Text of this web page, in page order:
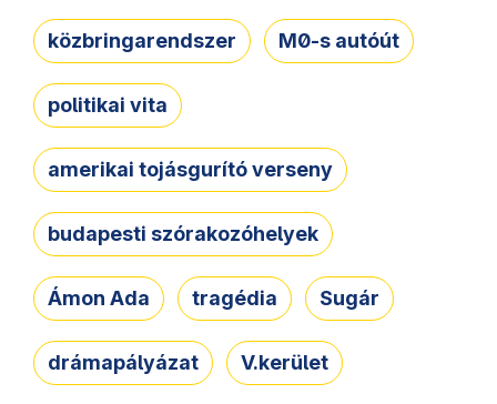
közbringarendszer M0-s autóút
politikai vita
amerikai tojásgurító verseny
budapesti szórakozóhelyek
Ámon Ada tragédia Sugár
drámapályázat V.kerület